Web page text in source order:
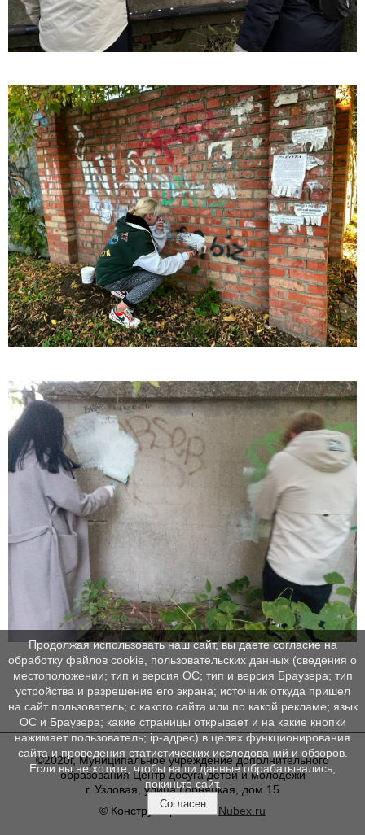
©2020г, Муниципальное учреждение дополнительного
образования Центр досуга детей и молодежи
г. Узловая, улица Горняцкая, дом 15
© Конструктор сайтовNubex.ru
Продолжая использовать наш сайт, вы даете согласие на
обработку файлов cookie, пользовательских данных (сведения о
местоположении; тип и версия ОС; тип и версия Браузера; тип
устройства и разрешение его экрана; источник откуда пришел
на сайт пользователь; с какого сайта или по какой рекламе; язык
ОС и Браузера; какие страницы открывает и на какие кнопки
нажимает пользователь; ip-адрес) в целях функционирования
сайта и проведения статистических исследований и обзоров.
Если вы не хотите, чтобы ваши данные обрабатывались,
покиньте сайт.
Согласен